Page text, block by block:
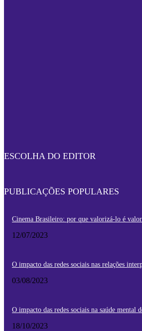
Burger King e Nubank: Uma Parceria
As Melhores Barrinhas de Cereal para Seu
ESCOLHA DO EDITOR
PUBLICAÇÕES POPULARES
Cinema Brasileiro: por que valorizá-lo é
12/07/2023
O impacto das redes sociais nas relações
03/08/2023
O impacto das redes sociais na saúde mental
18/10/2023